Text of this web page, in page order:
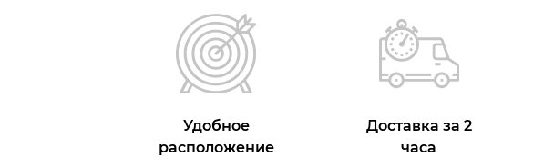
Удобное
расположение
Доставка за 2
часа